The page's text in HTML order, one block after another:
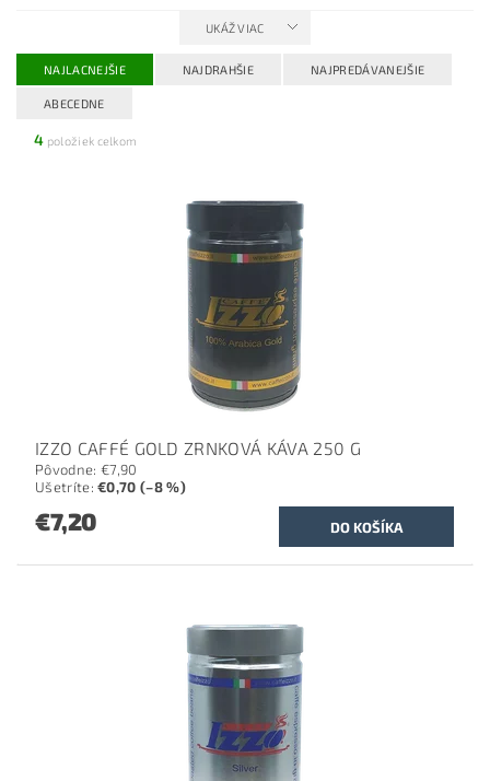
UKÁŽ VIAC
NAJLACNEJŠIE NAJDRAHŠIE NAJPREDÁVANEJŠIE
ABECEDNE
4 položiek celkom
IZZO CAFFÉ GOLD ZRNKOVÁ KÁVA 250 G
Pôvodne: €7,90
Ušetríte:€0,70 (–8 %)
€7,20